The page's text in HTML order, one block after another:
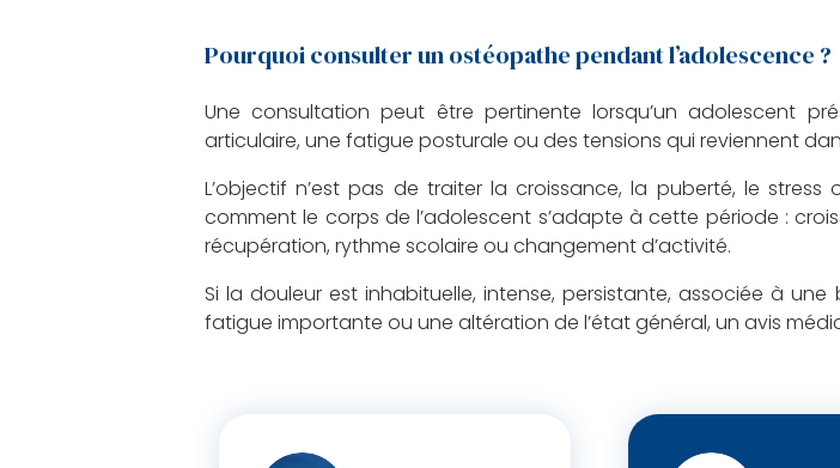
Pourquoi consulter un ostéopathe pendant l’adolescence ?
Une consultation peut être pertinente lorsqu’un adolescent
articulaire, une fatigue posturale ou des tensions qui reviennent
L’objectif n’est pas de traiter la croissance, la puberté, le
comment le corps de l’adolescent s’adapte à cette période :
récupération, rythme scolaire ou changement d’activité.
Si la douleur est inhabituelle, intense, persistante, associée à
fatigue importante ou une altération de l’état général, un avis